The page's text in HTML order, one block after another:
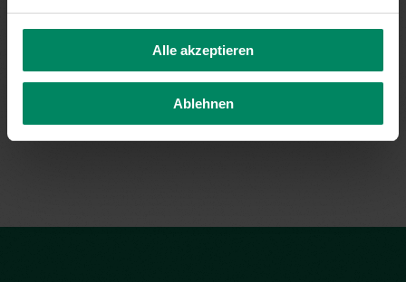
Alle akzeptieren
Ablehnen
FÜR GEMEINDEN